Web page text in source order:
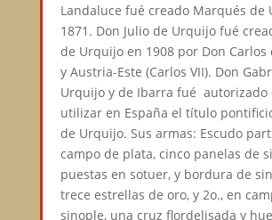
Landaluce fué creado Marqués de
1871. Don Julio de Urquijo fué
de Urquijo en 1908 por Don Carlos
y Austria-Este (Carlos VII). Don
Urquijo y de Ibarra fué autorizado
utilizar en España el título
de Urquijo. Sus armas: Escudo
campo de plata, cinco panelas de
puestas en sotuer, y bordura de
trece estrellas de oro, y 2o., en
sinople, una cruz flordelisada y